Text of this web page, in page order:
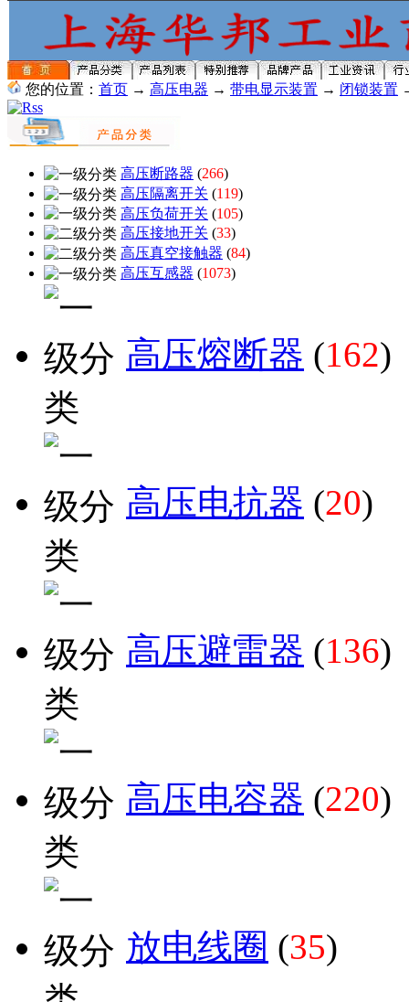
您的位置： 首页 → 高压电器 → 带电显示装置 → 闭锁装置
高压断路器 (266)
高压隔离开关 (119)
高压负荷开关 (105)
高压接地开关 (33)
高压真空接触器 (84)
高压互感器 (1073)
高压熔断器 (162)
高压电抗器 (20)
高压避雷器 (136)
高压电容器 (220)
放电线圈 (35)